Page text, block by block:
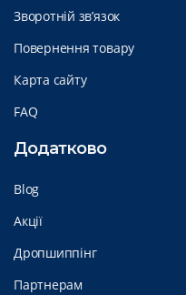
Зворотній зв’язок
Повернення товару
Карта сайту
FAQ
Додатково
Blog
Акції
Дропшиппінг
Партнерам